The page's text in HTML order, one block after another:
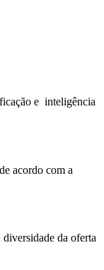
e inteligência
acordo com a
da oferta